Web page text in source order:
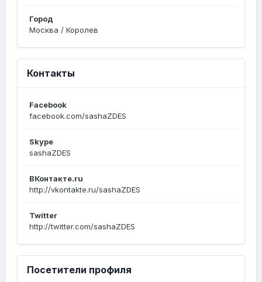
Город
Москва / Королев
Контакты
Facebook
facebook.com/sashaZDES
Skype
sashaZDES
ВКонтакте.ru
http://vkontakte.ru/sashaZDES
Twitter
http://twitter.com/sashaZDES
Посетители профиля